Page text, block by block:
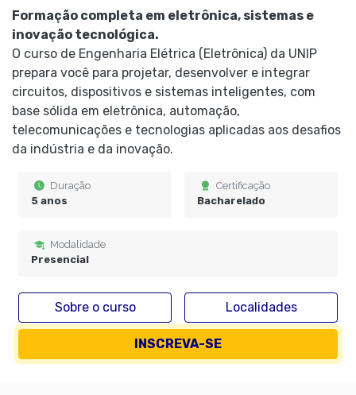
Formação completa em eletrônica, sistemas e
inovação tecnológica.
O curso de Engenharia Elétrica (Eletrônica) da UNIP
prepara você para projetar, desenvolver e integrar
circuitos, dispositivos e sistemas inteligentes, com
base sólida em eletrônica, automação,
telecomunicações e tecnologias aplicadas aos desafios
da indústria e da inovação.
Duração
5 anos
Certificação
Bacharelado
Modalidade
Presencial
Sobre o curso Localidades
INSCREVA-SE